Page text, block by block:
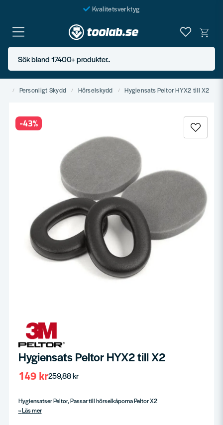
Kvalitetsverktyg
Fraktfritt över 999 SEK*
En järnhandel för alla
Butik i Göteborg
Sök bland 17400+ produkter..
Personligt Skydd Hörselskydd Hygiensats Peltor HYX2 till X2
-43%
Hygiensats Peltor HYX2 till X2
259,88 kr
149 kr
Hygiensatser Peltor, Passar till hörselkåporna Peltor X2
Läs mer